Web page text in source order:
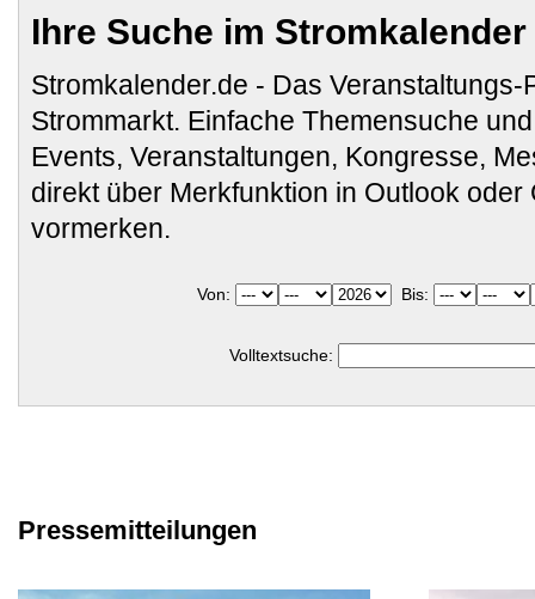
Ihre Suche im Stromkalender
Stromkalender.de - Das Veranstaltungs-
Strommarkt. Einfache Themensuche
Events, Veranstaltungen, Kongresse,
direkt über Merkfunktion in Outlook oder
vormerken.
Von: Bis:
Volltextsuche:
Pressemitteilungen